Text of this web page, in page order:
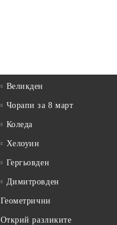
Великден
Чорапи за 8 март
Коледа
Хелоуин
Гергьовден
Димитровден
Геометрични
Открий разликите